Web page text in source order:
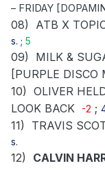
– FRIDAY
08) ATB X
s. ; 5
09)
MILK &
[PURPLE DISCO
10) OLIVER
LOOK BACK
-2 ;
11) TRAVIS
s.
12)
CALVIN